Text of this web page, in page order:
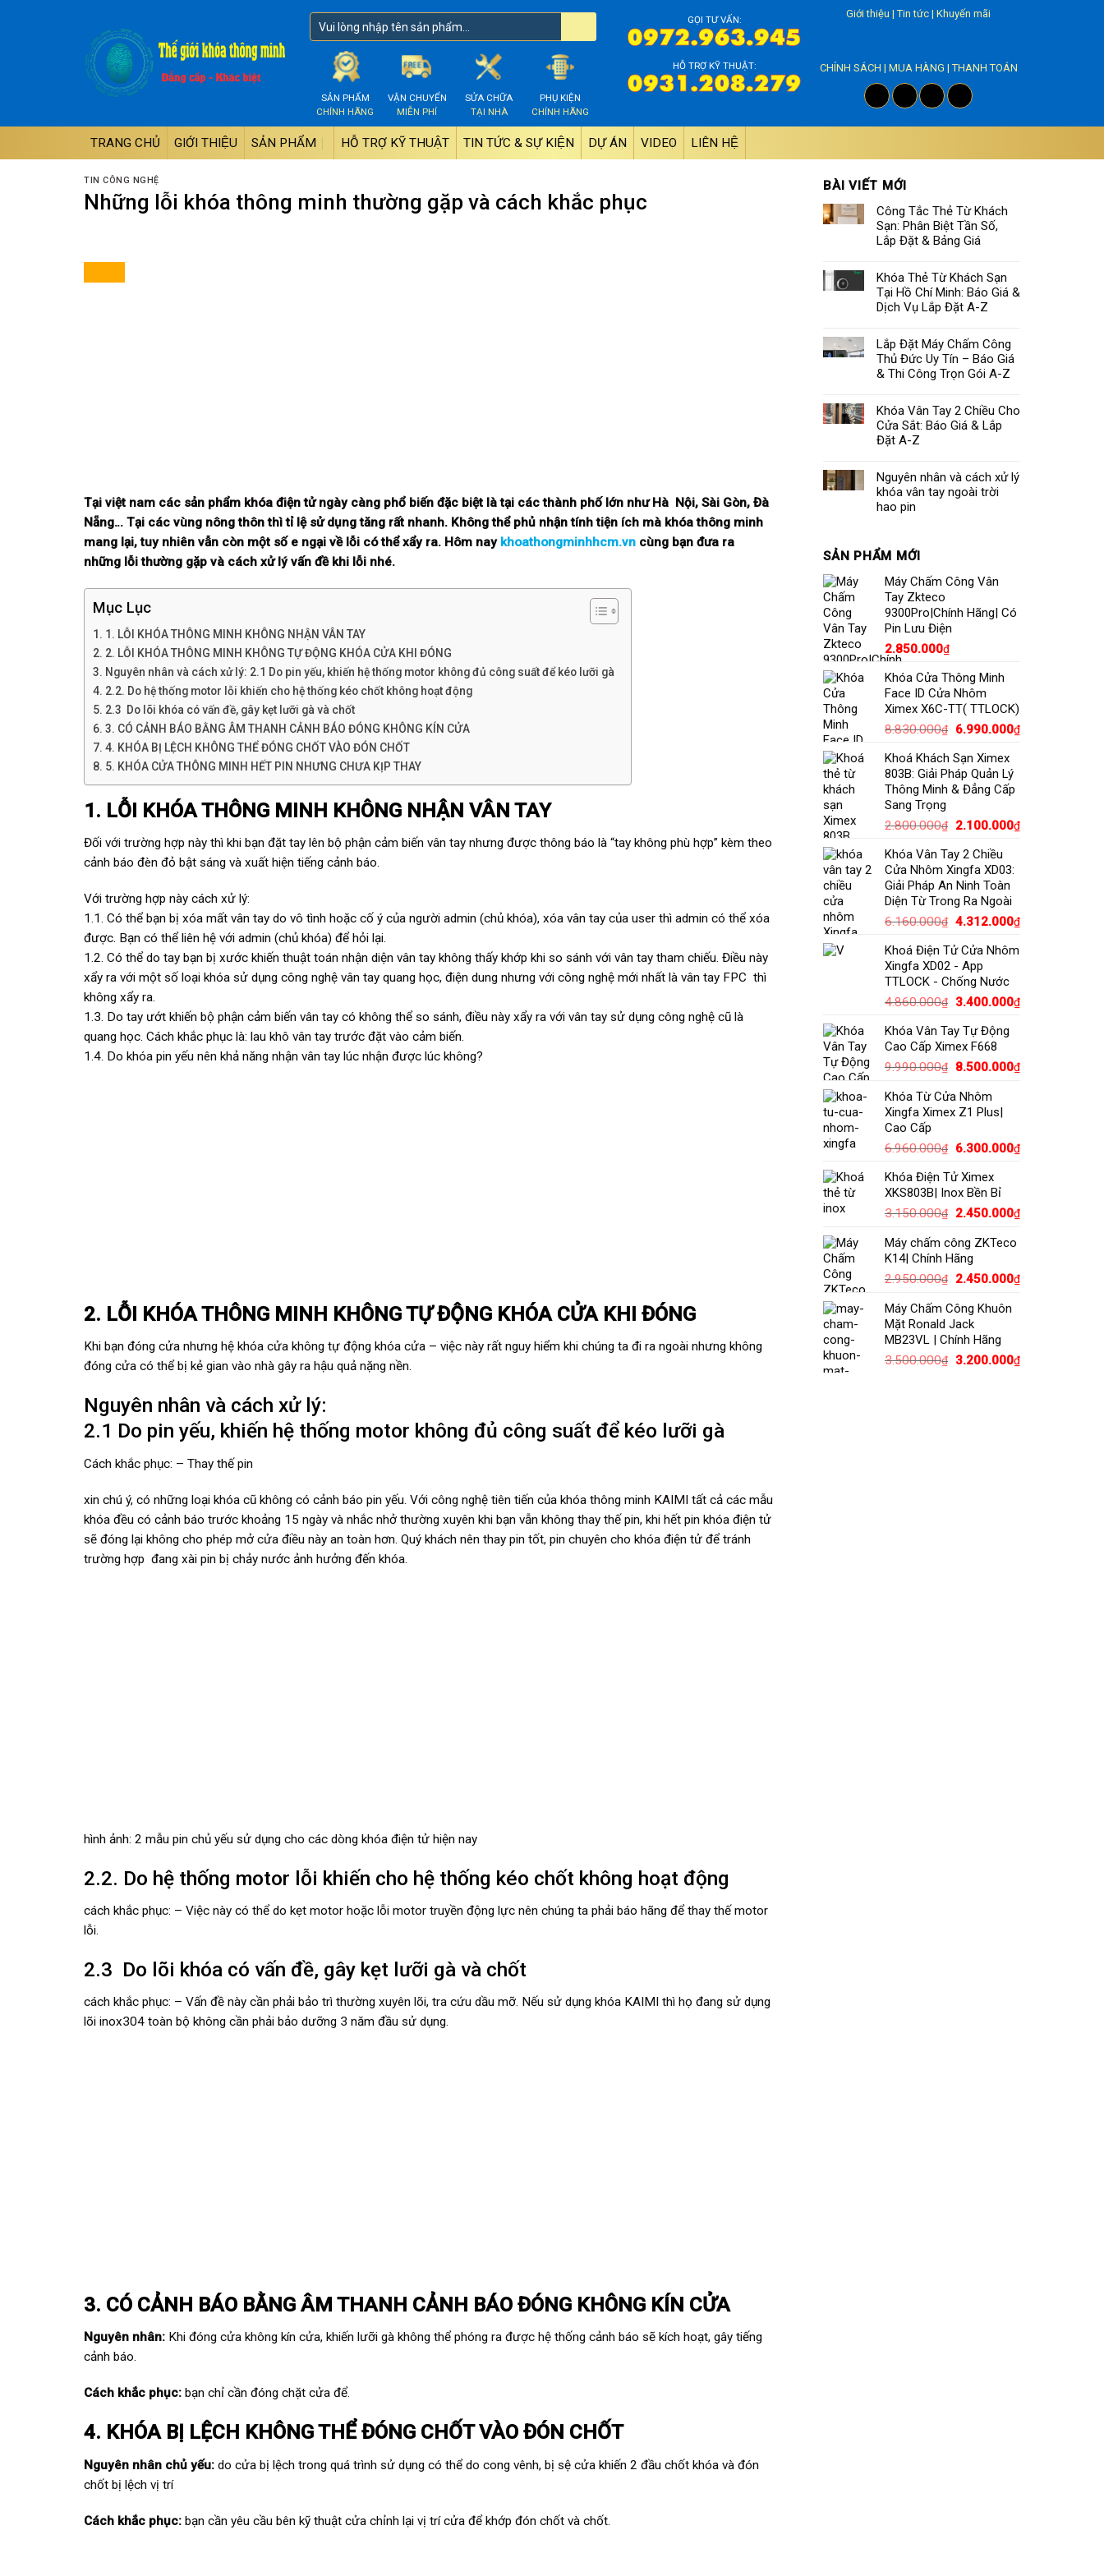
SẢN PHẨM
CHÍNH HÃNG
VẬN CHUYỂN
MIỄN PHÍ
SỬA CHỮA
TẠI NHÀ
PHỤ KIỆN
CHÍNH HÃNG
GỌI TƯ VẤN:
HỖ TRỢ KỸ THUẬT:
Giới thiệu |Tin tức | Khuyến mãi
CHÍNH SÁCH | MUA HÀNG |THANH TOÁN
TRANG CHỦ GIỚI THIỆU SẢN PHẨM HỖ TRỢ KỸ THUẬT TIN TỨC & SỰ KIỆN DỰ ÁN VIDEO LIÊN HỆ
TIN CÔNG NGHỆ
Những lỗi khóa thông minh thường gặp và cách khắc phục
Tại việt nam các sản phẩm khóa điện tửngày càng phổ biến đặc biệt là tại các thành phố lớn như Hà Nội, Sài Gòn, Đà
Nẵng… Tại các vùng nông thôn thì tỉ lệ sử dụng tăng rất nhanh. Không thể phủ nhận tính tiện ích mà khóa thông minh
mang lại, tuy nhiên vẫn còn một số e ngại về lỗi có thể xẩy ra. Hôm nay khoathongminhhcm.vn cùng bạn đưa ra
những lỗi thường gặp và cách xử lý vấn đề khi lỗi nhé.
Mục Lục
1. LỖI KHÓA THÔNG MINH KHÔNG NHẬN VÂN TAY
2. LỖI KHÓA THÔNG MINH KHÔNG TỰ ĐỘNG KHÓA CỬA KHI ĐÓNG
Nguyên nhân và cách xử lý: 2.1 Do pin yếu, khiến hệ thống motor không đủ công suất để kéo lưỡi gà
2.2. Do hệ thống motor lỗi khiến cho hệ thống kéo chốt không hoạt động
2.3 Do lõi khóa có vấn đề, gây kẹt lưỡi gà và chốt
3. CÓ CẢNH BÁO BẰNG ÂM THANH CẢNH BÁO ĐÓNG KHÔNG KÍN CỬA
4. KHÓA BỊ LỆCH KHÔNG THỂ ĐÓNG CHỐT VÀO ĐÓN CHỐT
5. KHÓA CỬA THÔNG MINH HẾT PIN NHƯNG CHƯA KỊP THAY
1. LỖI KHÓA THÔNG MINH KHÔNG NHẬN VÂN TAY
Đối với trường hợp này thì khi bạn đặt tay lên bộ phận cảm biến vân tay nhưng được thông báo là “tay không phù hợp” kèm theo
cảnh báo đèn đỏ bật sáng và xuất hiện tiếng cảnh báo.
Với trường hợp này cách xử lý:
1.1. Có thể bạn bị xóa mất vân tay do vô tình hoặc cố ý của người admin (chủ khóa), xóa vân tay của user thì admin có thể xóa
được. Bạn có thể liên hệ với admin (chủ khóa) để hỏi lại.
1.2. Có thể do tay bạn bị xước khiến thuật toán nhận diện vân tay không thấy khớp khi so sánh với vân tay tham chiếu. Điều này
xẩy ra với một số loại khóa sử dụng công nghệ vân tay quang học, điện dung nhưng với công nghệ mới nhất là vân tay FPC thì
không xẩy ra.
1.3. Do tay ướt khiến bộ phận cảm biến vân tay có không thể so sánh, điều này xẩy ra với vân tay sử dụng công nghệ cũ là
quang học. Cách khắc phục là: lau khô vân tay trước đặt vào cảm biến.
1.4. Do khóa pin yếu nên khả năng nhận vân tay lúc nhận được lúc không?
2. LỖI KHÓA THÔNG MINH KHÔNG TỰ ĐỘNG KHÓA CỬA KHI ĐÓNG
Khi bạn đóng cửa nhưng hệ khóa cửa không tự động khóa cửa – việc này rất nguy hiểm khi chúng ta đi ra ngoài nhưng không
đóng cửa có thể bị kẻ gian vào nhà gây ra hậu quả nặng nền.
Nguyên nhân và cách xử lý:
2.1 Do pin yếu, khiến hệ thống motor không đủ công suất để kéo lưỡi gà
Cách khắc phục: – Thay thế pin
xin chú ý, có những loại khóa cũ không có cảnh báo pin yếu. Với công nghệ tiên tiến của khóa thông minh KAIMI tất cả các mẫu
khóa đều có cảnh báo trước khoảng 15 ngày và nhắc nhở thường xuyên khi bạn vẫn không thay thế pin, khi hết pin khóa điện tử
sẽ đóng lại không cho phép mở cửa điều này an toàn hơn. Quý khách nên thay pin tốt, pin chuyên cho khóa điện tử để tránh
trường hợp đang xài pin bị chảy nước ảnh hưởng đến khóa.
hình ảnh: 2 mẫu pin chủ yếu sử dụng cho các dòng khóa điện tử hiện nay
2.2. Do hệ thống motor lỗi khiến cho hệ thống kéo chốt không hoạt động
cách khắc phục: – Việc này có thể do kẹt motor hoặc lỗi motor truyền động lực nên chúng ta phải báo hãng để thay thế motor
lỗi.
2.3 Do lõi khóa có vấn đề, gây kẹt lưỡi gà và chốt
cách khắc phục: – Vấn đề này cần phải bảo trì thường xuyên lõi, tra cứu dầu mỡ. Nếu sử dụng khóa KAIMI thì họ đang sử dụng
lõi inox304 toàn bộ không cần phải bảo dưỡng 3 năm đầu sử dụng.
3. CÓ CẢNH BÁO BẰNG ÂM THANH CẢNH BÁO ĐÓNG KHÔNG KÍN CỬA
Nguyên nhân: Khi đóng cửa không kín cửa, khiến lưỡi gà không thể phóng ra được hệ thống cảnh báo sẽ kích hoạt, gây tiếng
cảnh báo.
Cách khắc phục: bạn chỉ cần đóng chặt cửa để.
4. KHÓA BỊ LỆCH KHÔNG THỂ ĐÓNG CHỐT VÀO ĐÓN CHỐT
Nguyên nhân chủ yếu: do cửa bị lệch trong quá trình sử dụng có thể do cong vênh, bị sệ cửa khiến 2 đầu chốt khóa và đón
chốt bị lệch vị trí
Cách khắc phục: bạn cần yêu cầu bên kỹ thuật cửa chỉnh lại vị trí cửa để khớp đón chốt và chốt.
BÀI VIẾT MỚI
Công Tắc Thẻ Từ Khách
Sạn: Phân Biệt Tần Số,
Lắp Đặt & Bảng Giá
Khóa Thẻ Từ Khách Sạn
Tại Hồ Chí Minh: Báo Giá &
Dịch Vụ Lắp Đặt A-Z
Lắp Đặt Máy Chấm Công
Thủ Đức Uy Tín – Báo Giá
& Thi Công Trọn Gói A-Z
Khóa Vân Tay 2 Chiều Cho
Cửa Sắt: Báo Giá & Lắp
Đặt A-Z
Nguyên nhân và cách xử lý
khóa vân tay ngoài trời
hao pin
SẢN PHẨM MỚI
Máy Chấm Công Vân
Tay Zkteco
9300Pro|Chính Hãng| Có
Pin Lưu Điện
2.850.000₫
Khóa Cửa Thông Minh
Face ID Cửa Nhôm
Ximex X6C-TT( TTLOCK)
8.830.000₫
Giá
là:
8.830.000₫.
6.990.000₫Giá
Khoá Khách Sạn Ximex
803B: Giải Pháp Quản Lý
Thông Minh & Đẳng Cấp
Sang Trọng
2.800.000₫
Giá
là:
2.800.000₫.
2.100.000₫Giá
Khóa Vân Tay 2 Chiều
Cửa Nhôm Xingfa XD03:
Giải Pháp An Ninh Toàn
Diện Từ Trong Ra Ngoài
6.160.000₫ Giá
là:
6.160.000₫.
4.312.000₫Giá
Khoá Điện Tử Cửa Nhôm
Xingfa XD02 - App
TTLOCK - Chống Nước
4.860.000₫
Giá
là:
4.860.000₫.
3.400.000₫Giá
3.400.000₫.
Khóa Vân Tay Tự Động
Cao Cấp Ximex F668
9.990.000₫
Giá
là:
9.990.000₫.
8.500.000₫Giá
Khóa Từ Cửa Nhôm
Xingfa Ximex Z1 Plus|
Cao Cấp
6.960.000₫
Giá
là:
6.960.000₫.
6.300.000₫Giá
6.300.000₫.
Khóa Điện Tử Ximex
XKS803B| Inox Bền Bỉ
3.150.000₫
Giá
là:
3.150.000₫.
2.450.000₫Giá
2.450.000₫.
Máy chấm công ZKTeco
K14| Chính Hãng
2.950.000₫
Giá
là:
2.950.000₫.
2.450.000₫Giá
Máy Chấm Công Khuôn
Mặt Ronald Jack
MB23VL | Chính Hãng
3.500.000₫
Giá
3.200.000₫Giá